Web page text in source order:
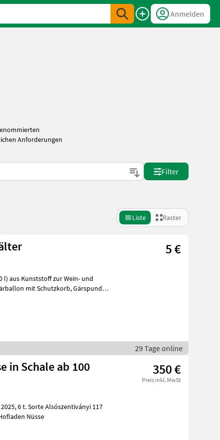
Anmelden
Anforderungen
Filter
Liste Raster
5 €
l) aus Kunststoff zur Wein- und
mit Schutzkorb, Gärspund
29 Tage online
in Schale ab 100
350 €
Preis inkl. MwSt
Milotai 10, Kaliber 34+, Restfeuchte Hofladen Nüsse